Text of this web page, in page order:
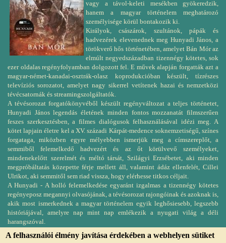
vagy a távol-keleti mesékben gyökeredzik,
hanem a magyar történelem meghatározó
személyisége körül bontakozik ki.
Királyok, császárok, szultánok, pápák és
hadvezérek elevenednek meg Hunyadi János, a
törökverő hős történetében, amelyet Bán Mór az
elmúlt negyedszázadban tizennégy kötetes, sok
ezer oldalas regényfolyamban dolgozott fel. E művek alapján forgatták azt a
magyar-német-kanadai-osztrák-olasz koprodukcióban készült, tízrészes
televíziós sorozatot, amelyet nagy sikerrel vetítenek hazai és nemzetközi
tévécsatornák és streamingszolgáltatók.
A tévésorozat forgatókönyvéből készült regényváltozat a teljes történetet,
Hunyadi János legendás életének minden fontos mozzanatát filmszerűen
feszes szerkesztésben, a filmes dialógusok felhasználásával idézi meg. A
kötet lapjain életre kel a XV. századi Kárpát-medence soknemzetiségű, színes
forgataga, miközben egyre mélyebben ismerjük meg a címszereplőt, a
semmiből felemelkedő hadvezért és az őt körülvevő személyeket,
mindenekelőtt szerelmét és méltó társát, Szilágyi Erzsébetet, aki minden
megpróbáltatás közepette férje mellett áll, valamint ádáz ellenfelét, Cillei
Ulrikot, aki semmitől sem riad vissza, hogy elérhesse titkos céljait.
A Hunyadi - A holló felemelkedése egyaránt izgalmas a tizennégy kötetes
regényeposz megannyi olvasójának, a tévésorozat rajongóinak és azoknak is,
akik most ismerkednek a magyar történelem egyik leghősiesebb, legszebb
históriájával, amelyre nap mint nap emlékezik a nyugati világ a déli
harangszóval.
A felhasználói élmény javítása érdekében a webhelyen sütiket